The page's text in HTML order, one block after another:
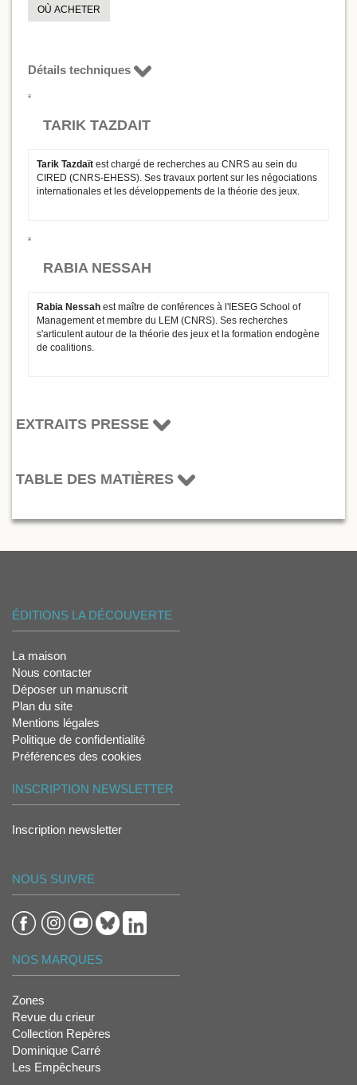
OÙ ACHETER
Détails techniques
TARIK TAZDAIT
Tarik Tazdaït est chargé de recherches au CNRS au sein du
CIRED (CNRS-EHESS). Ses travaux portent sur les négociations
internationales et les développements de la théorie des jeux.
RABIA NESSAH
Rabia Nessah est maître de conférences à l'IESEG School of
Management et membre du LEM (CNRS). Ses recherches
s'articulent autour de la théorie des jeux et la formation endogène
de coalitions.
EXTRAITS PRESSE
TABLE DES MATIÈRES
ÉDITIONS LA DÉCOUVERTE
La maison
Nous contacter
Déposer un manuscrit
Plan du site
Mentions légales
Politique de confidentialité
Préférences des cookies
INSCRIPTION NEWSLETTER
Inscription newsletter
NOUS SUIVRE
NOS MARQUES
Zones
Revue du crieur
Collection Repères
Dominique Carré
Les Empêcheurs